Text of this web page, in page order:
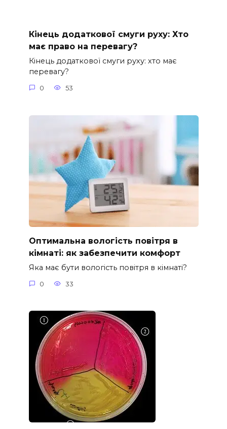
Кінець додаткової смуги руху: Хто
має право на перевагу?
Кінець додаткової смуги руху: хто має
перевагу?
0 53
Оптимальна вологість повітря в
кімнаті: як забезпечити комфорт
Яка має бути вологість повітря в кімнаті?
0 33